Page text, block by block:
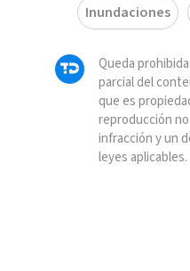
Inundaciones
Queda
parcial del
que es
reproducción
infracción y un
leyes aplicables.